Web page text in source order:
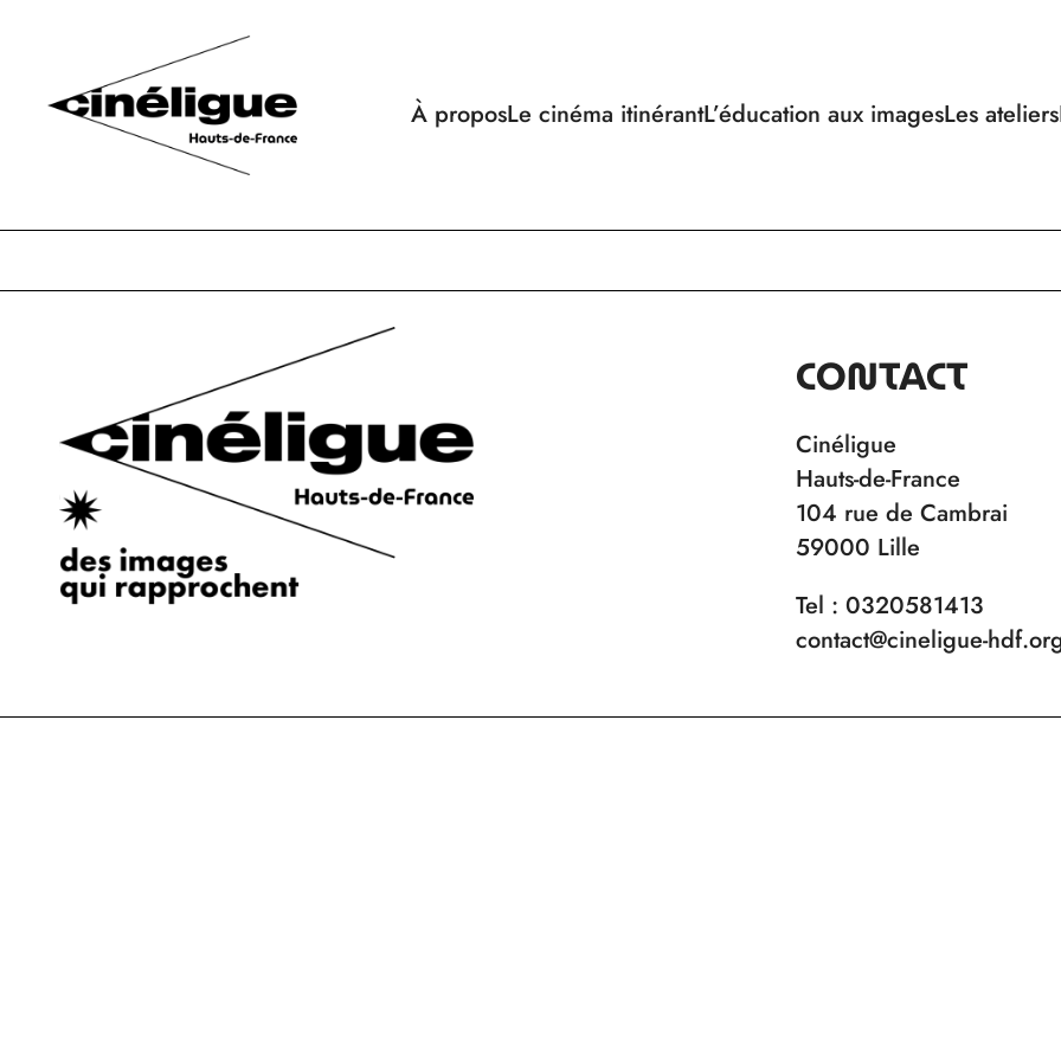
À proposLe cinéma itinérantL’éducation aux imagesLes ateliers
CONTACT
Cinéligue
Hauts-de-France
104 rue de Cambrai
59000 Lille
Tel : 0320581413
contact@cineligue-